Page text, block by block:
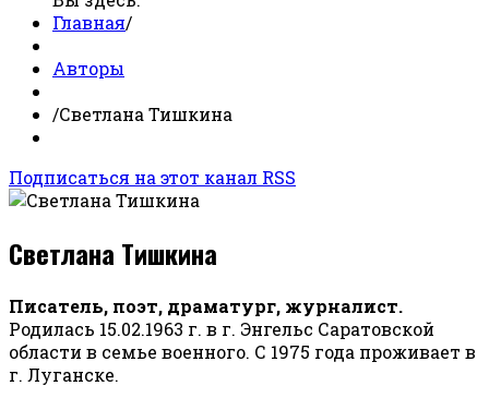
Главная/
Авторы
/Светлана Тишкина
Подписаться на этот канал RSS
Светлана Тишкина
Писатель, поэт, драматург, журналист.
Родилась 15.02.1963 г. в г. Энгельс Саратовской
области в семье военного. С 1975 года проживает в
г. Луганске.